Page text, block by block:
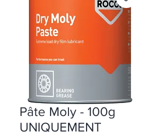
Pâte Moly - 100g
UNIQUEMENT